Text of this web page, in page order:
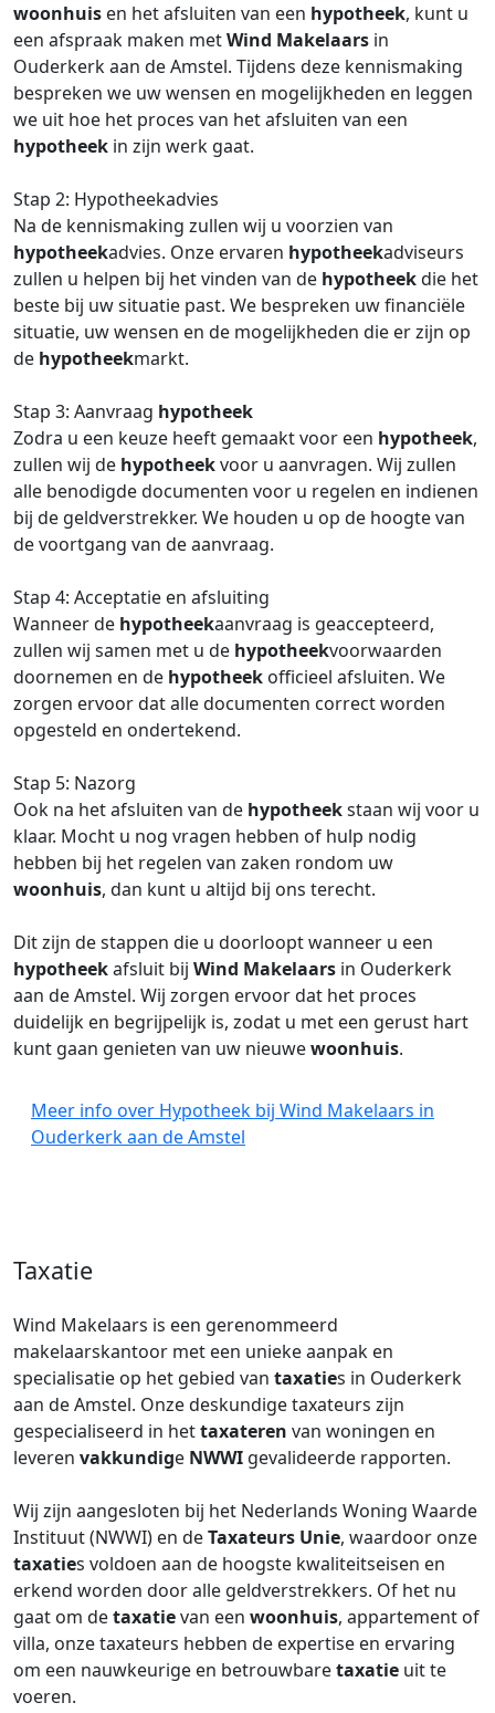
woonhuis en het afsluiten van een hypotheek, kunt u
een afspraak maken metWind Makelaars in
Ouderkerk aan de Amstel. Tijdens deze kennismaking
bespreken we uw wensen en mogelijkheden en leggen
we uit hoe het proces van het afsluiten van een
hypotheek in zijn werk gaat.
Stap 2: Hypotheekadvies
Na de kennismaking zullen wij u voorzien van
hypotheekadvies. Onze ervaren hypotheekadviseurs
zullen u helpen bij het vinden van de hypotheekdie het
beste bij uw situatie past. We bespreken uw financiële
situatie, uw wensen en de mogelijkheden die er zijn op
de hypotheekmarkt.
Stap 3: Aanvraag hypotheek
Zodra u een keuze heeft gemaakt voor een hypotheek,
zullen wij de hypotheekvoor u aanvragen. Wij zullen
alle benodigde documenten voor u regelen en indienen
bij de geldverstrekker. We houden u op de hoogte van
de voortgang van de aanvraag.
Stap 4: Acceptatie en afsluiting
Wanneer de hypotheekaanvraag is geaccepteerd,
zullen wij samen met u de hypotheekvoorwaarden
doornemen en de hypotheek officieel afsluiten. We
zorgen ervoor dat alle documenten correct worden
opgesteld en ondertekend.
Stap 5: Nazorg
Ook na het afsluiten van de hypotheekstaan wij voor u
klaar. Mocht u nog vragen hebben of hulp nodig
hebben bij het regelen van zaken rondom uw
woonhuis, dan kunt u altijd bij ons terecht.
Dit zijn de stappen die u doorloopt wanneer u een
hypotheekafsluit bij Wind Makelaars in Ouderkerk
aan de Amstel. Wij zorgen ervoor dat het proces
duidelijk en begrijpelijk is, zodat u met een gerust hart
kunt gaan genieten van uw nieuwewoonhuis.
Meer info over Hypotheek bij Wind Makelaars in
Ouderkerk aan de Amstel
Taxatie
Wind Makelaars is een gerenommeerd
makelaarskantoor met een unieke aanpak en
specialisatie op het gebied van taxaties in Ouderkerk
aan de Amstel. Onze deskundige taxateurs zijn
gespecialiseerd in hettaxateren van woningen en
leveren vakkundige NWWI gevalideerde rapporten.
Wij zijn aangesloten bij het Nederlands Woning Waarde
Instituut (NWWI) en deTaxateurs Unie, waardoor onze
taxaties voldoen aan de hoogste kwaliteitseisen en
erkend worden door alle geldverstrekkers. Of het nu
gaat om detaxatievan een woonhuis, appartement of
villa, onze taxateurs hebben de expertise en ervaring
om een nauwkeurige en betrouwbaretaxatie uit te
voeren.